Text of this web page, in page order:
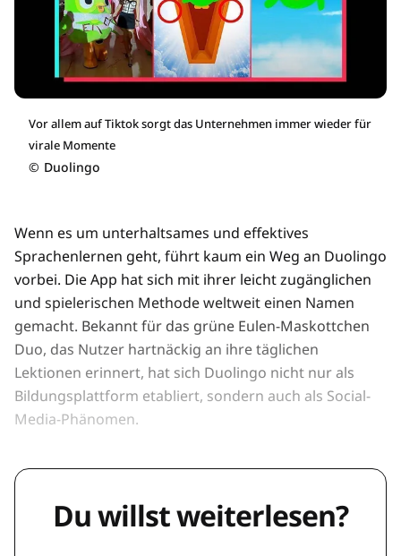
Vor allem auf Tiktok sorgt das Unternehmen immer wieder für
virale Momente
© Duolingo
Wenn es um unterhaltsames und effektives
Sprachenlernen geht, führt kaum ein Weg an Duolingo
vorbei. Die App hat sich mit ihrer leicht zugänglichen
und spielerischen Methode weltweit einen Namen
gemacht. Bekannt für das grüne Eulen-Maskottchen
Duo, das Nutzer hartnäckig an ihre täglichen
Lektionen erinnert, hat sich Duolingo nicht nur als
Bildungsplattform etabliert, sondern auch als Social-
Media-Phänomen.
Du willst weiterlesen?